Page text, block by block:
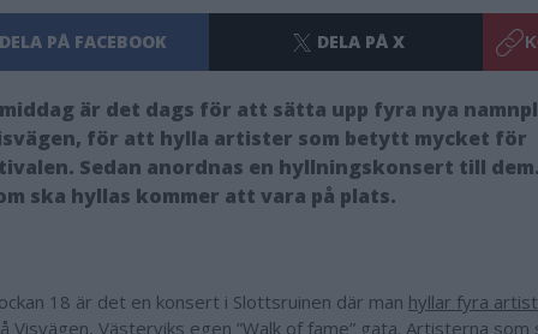
PÅ FACEBOOK DELA PÅ X
är det dags för att sätta upp fyra nya
för att hylla artister som betytt mycket för
Sedan anordnas en hyllningskonsert till dem.
ska hyllas kommer att vara på plats.
18 är det en konsert i Slottsruinen där man hyllar fyra
Visvägen, Västerviks egen ”Walk of fame” gata. Artisterna som